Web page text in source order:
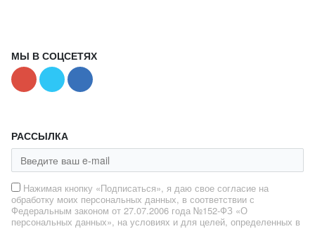
МЫ В СОЦСЕТЯХ
РАССЫЛКА
Нажимая кнопку «Подписаться», я даю свое согласие на
обработку моих персональных данных, в соответствии с
Федеральным законом от 27.07.2006 года №152-ФЗ «О
персональных данных», на условиях и для целей, определенных в